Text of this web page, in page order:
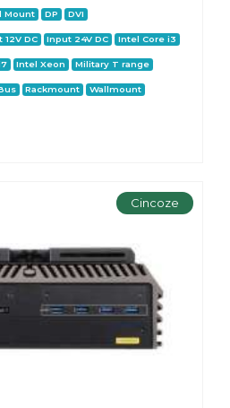
Mount DP DVI
12V DC Input 24V DC Intel Core i3
Intel Xeon Military T range
Rackmount Wallmount
Cincoze